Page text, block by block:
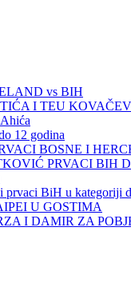
vs BIH
I TEU
12 godina
BOSNE I
PRVACI BIH
prvaci BiH u kategoriji
U GOSTIMA
I DAMIR ZA